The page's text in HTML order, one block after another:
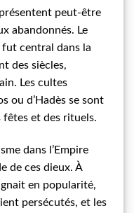
peut-être
abandonnés. Le
central dans la
des siècles,
Les cultes
ou d’Hadès se sont
fêtes et des rituels.
dans l’Empire
de ces dieux. À
en popularité,
persécutés, et les